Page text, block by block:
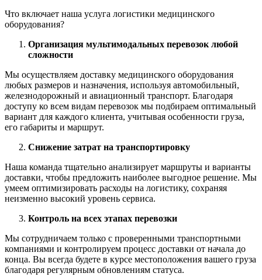
Что включает наша услуга логистики медицинского
оборудования?
Организация мультимодальных перевозок любой
сложности
Мы осуществляем доставку медицинского оборудования
любых размеров и назначения, используя автомобильный,
железнодорожный и авиационный транспорт. Благодаря
доступу ко всем видам перевозок мы подбираем оптимальный
вариант для каждого клиента, учитывая особенности груза,
его габариты и маршрут.
Снижение затрат на транспортировку
Наша команда тщательно анализирует маршруты и варианты
доставки, чтобы предложить наиболее выгодное решение. Мы
умеем оптимизировать расходы на логистику, сохраняя
неизменно высокий уровень сервиса.
Контроль на всех этапах перевозки
Мы сотрудничаем только с проверенными транспортными
компаниями и контролируем процесс доставки от начала до
конца. Вы всегда будете в курсе местоположения вашего груза
благодаря регулярным обновлениям статуса.